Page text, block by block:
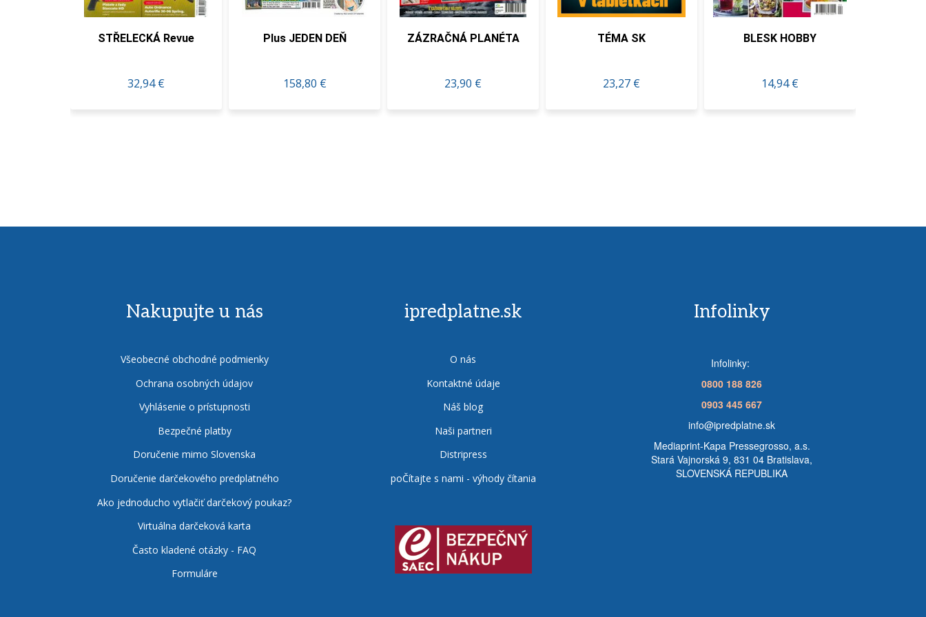
Plus JEDEN DEŇ ZÁZRAČNÁ PLANÉTA TÉMA SK BLESK HOBBY Spongebob KOMIKS
Nakupujte u nás
Všeobecné obchodné podmienky
Ochrana osobných údajov
Vyhlásenie o prístupnosti
Bezpečné platby
Doručenie mimo Slovenska
Doručenie darčekového predplatného
Ako jednoducho vytlačiť darčekový poukaz?
Virtuálna darčeková karta
Často kladené otázky - FAQ
Formuláre
ipredplatne.sk
O nás
Kontaktné údaje
Náš blog
Naši partneri
Distripress
poČítajte s nami - výhody čítania
Infolinky
Infolinky:
0800 188 826
0903 445 667
info@ipredplatne.sk
Mediaprint-Kapa Pressegrosso, a.s.
Stará Vajnorská 9, 831 04 Bratislava,
SLOVENSKÁ REPUBLIKA